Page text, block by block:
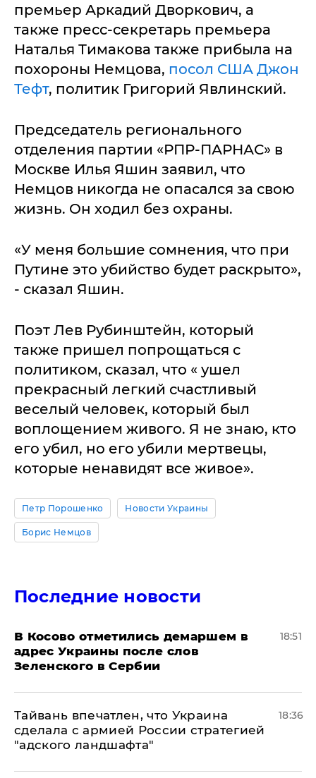
премьер Аркадий Дворкович, а
также пресс-секретарь премьера
Наталья Тимакова также прибыла на
похороны Немцова, посол США Джон
Тефт, политик Григорий Явлинский.
Председатель регионального
отделения партии «РПР-ПАРНАС» в
Москве Илья Яшин заявил, что
Немцов никогда не опасался за свою
жизнь. Он ходил без охраны.
«У меня большие сомнения, что при
Путине это убийство будет раскрыто»,
- сказал Яшин.
Поэт Лев Рубинштейн, который
также пришел попрощаться с
политиком, сказал, что « ушел
прекрасный легкий счастливый
веселый человек, который был
воплощением живого. Я не знаю, кто
его убил, но его убили мертвецы,
которые ненавидят все живое».
Петр Порошенко Новости Украины
Борис Немцов
Последние новости
В Косово отметились демаршем в
адрес Украины после слов
Зеленского в Сербии
18:51
Тайвань впечатлен, что Украина
сделала с армией России стратегией
"адского ландшафта"
18:36